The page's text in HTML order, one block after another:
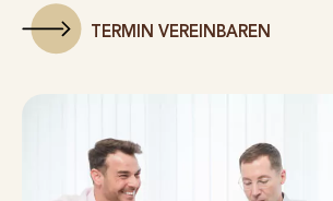
TERMIN VEREINBAREN